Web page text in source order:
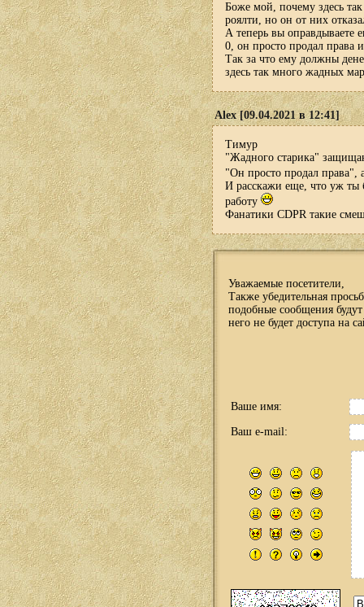
Боже мой, почему здесь
роялти, но он от них
А теперь вы оправдываете
0, он просто продал права
Так за что ему должны
здесь так много жадных
Alex [09.04.2021 в 12:41]
Тимур
"Жадного старика"
"Он просто продал права",
И расскажи еще, что уж ты
работу
Фанатики CDPR такие
Уважаемые посетители,
Также убедительная
подобные сообщения
него не будет доступа на
Ваше имя:
Ваш e-mail: